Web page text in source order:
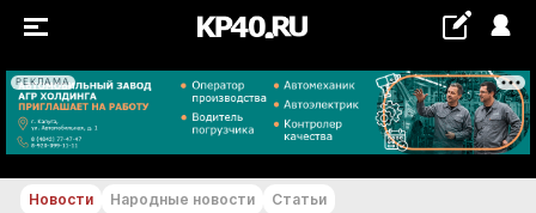
РЕКЛАМА
+19...+20 °С
Новости Народные новости Статьи